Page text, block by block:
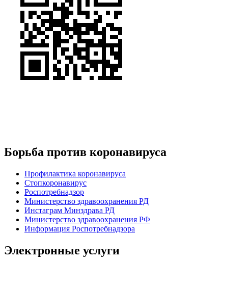
Борьба против коронавируса
Профилактика коронавируса
Стопкоронавирус
Роспотребнадзор
Министерство здравоохранения РД
Инстаграм Минздрава РД
Министерство здравоохранения РФ
Информация Роспотребнадзора
Электронные услуги